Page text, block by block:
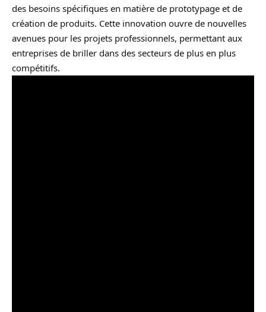
des besoins spécifiques en matière de prototypage et de
création de produits. Cette innovation ouvre de nouvelles
avenues pour les projets professionnels, permettant aux
entreprises de briller dans des secteurs de plus en plus
compétitifs.